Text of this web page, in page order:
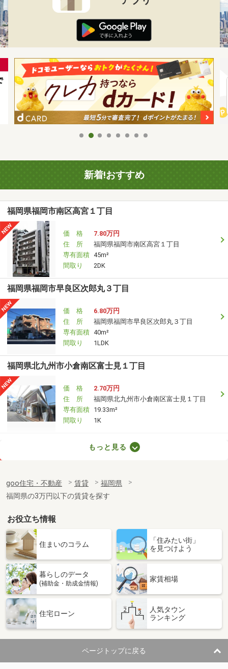
新着!おすすめ
福岡県福岡市南区高宮１丁目
価 格
7.80万円
住 所
福岡県福岡市南区高宮１丁目
専有面積 45m²
間取り
2DK
福岡県福岡市早良区次郎丸３丁目
価 格
6.80万円
住 所
福岡県福岡市早良区次郎丸３丁目
専有面積 40m²
間取り
1LDK
福岡県北九州市小倉南区富士見１丁目
価 格
2.70万円
住 所
福岡県北九州市小倉南区富士見１丁目
専有面積 19.33m²
間取り
1K
福岡県久留米市南薫西町
専有面積
29.25m²
間取り
1LDK
福岡県福岡市東区千早５丁目
価 格
4.90万円
福岡県福岡市東区千早５丁目
専有面積 23.4m²
間取り
福岡県北九州市若松区片山１丁目
住 所
福岡県北九州市若松区片山１丁目
専有面積 51.66m²
間取り
3K
もっと見る
goo住宅・不動産 賃貸
福岡県
福岡県の3万円以下の賃貸を探す
お役立ち情報
住まいのコラム
「住みたい街」
を見つけよう
暮らしのデータ
(補助金・助成金情報)
家賃相場
住宅ローン
人気タウン
ランキング
ページトップに戻る